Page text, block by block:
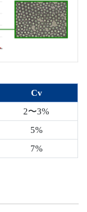
Cv
2〜3%
5%
7%